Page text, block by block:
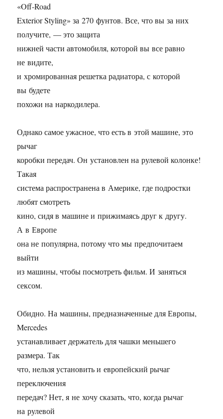
«Off-Road
Exterior Styling» за 270 фунтов. Все, что вы за них
получите, — это защита
нижней части автомобиля, которой вы все равно
не видите,
и хромированная решетка радиатора, с которой
вы будете
похожи на наркодилера.
Однако самое ужасное, что есть в этой машине, это
рычаг
коробки передач. Он установлен на рулевой колонке!
Такая
система распространена в Америке, где подростки
любят смотреть
кино, сидя в машине и прижимаясь друг к другу.
А в Европе
она не популярна, потому что мы предпочитаем
выйти
из машины, чтобы посмотреть фильм. И заняться
сексом.
Обидно. На машины, предназначенные для Европы,
Mercedes
устанавливает держатель для чашки меньшего
размера. Так
что, нельзя установить и европейский рычаг
переключения
передач? Нет, я не хочу сказать, что, когда рычаг
на рулевой